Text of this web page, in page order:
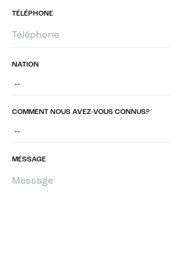
TÉLÉPHONE
NATION
COMMENT NOUS AVEZ-VOUS CONNUS?
MESSAGE